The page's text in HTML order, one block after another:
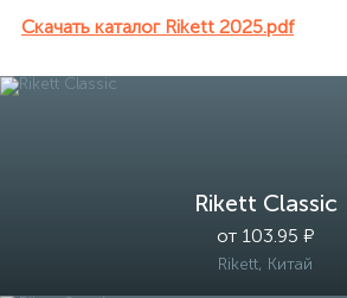
Скачать каталог Rikett 2025.pdf
Rikett Classic
от 103.95 ₽
Rikett, Китай